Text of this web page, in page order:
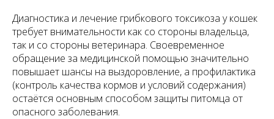
Диагностика и лечение грибкового токсикоза у кошек
требует внимательности как со стороны владельца,
так и со стороны ветеринара. Своевременное
обращение за медицинской помощью значительно
повышает шансы на выздоровление, а профилактика
(контроль качества кормов и условий содержания)
остаётся основным способом защиты питомца от
опасного заболевания.